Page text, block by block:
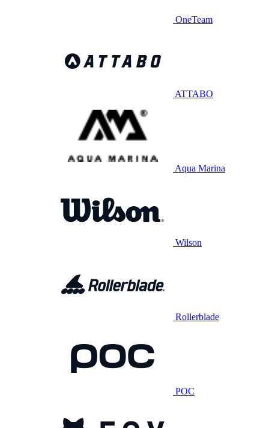
OneTeam
ATTABO
Aqua Marina
Wilson
Rollerblade
POC